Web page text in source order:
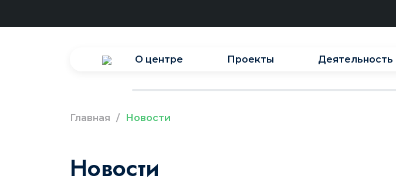
О центре Проекты Деятельность
Главная / Новости
Новости